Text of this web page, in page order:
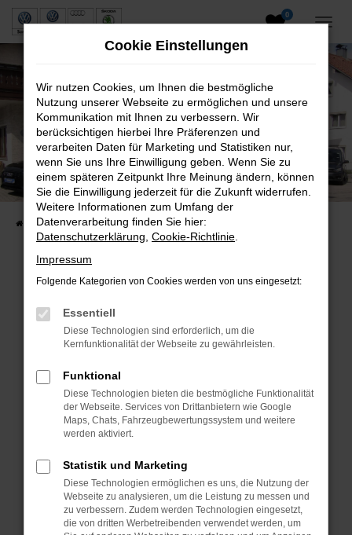
Zum
0
Neuwagen und Gebrauchtwagen
VW, VW Nutzfahrzeuge, Audi & Skoda
Startseite Fahrzeuge Fahrzeugsuche
Beim Laden ist ein Fehler aufgetreten.
Hier sind ein paar Tipps, die dir helfen können:
Überprüfe deine Firewall und deine
Internetverbindung.
Laden andere Webseiten, zum Beispiel deine
Suchmaschine?
Manche Erweiterungen, wie Werbeblocker,
können das Laden bestimmter Seiten
verhindern. Funktioniert die Seite in einem
anderen Browser oder in einem privaten
Cookie Einstellungen
Wir nutzen Cookies, um Ihnen die bestmögliche
Nutzung unserer Webseite zu ermöglichen und unsere
Kommunikation mit Ihnen zu verbessern. Wir
berücksichtigen hierbei Ihre Präferenzen und
verarbeiten Daten für Marketing und Statistiken nur,
wenn Sie uns Ihre Einwilligung geben. Wenn Sie zu
einem späteren Zeitpunkt Ihre Meinung ändern, können
Sie die Einwilligung jederzeit für die Zukunft widerrufen.
Weitere Informationen zum Umfang der
Datenverarbeitung finden Sie hier:
Datenschutzerklärung Cookie-Richtlinie
Impressum
Folgende Kategorien von Cookies werden von uns eingesetzt:
Essentiell
Diese Technologien sind erforderlich, um die
Kernfunktionalität der Webseite zu gewährleisten.
Funktional
Diese Technologien bieten die bestmögliche Funktionalität
der Webseite. Services von Drittanbietern wie Google
Maps, Chats, Fahrzeugbewertungssystem und weitere
werden aktiviert.
Statistik und Marketing
Diese Technologien ermöglichen es uns, die Nutzung der
Webseite zu analysieren, um die Leistung zu messen und
zu verbessern. Zudem werden Technologien eingesetzt,
die von dritten Werbetreibenden verwendet werden, um